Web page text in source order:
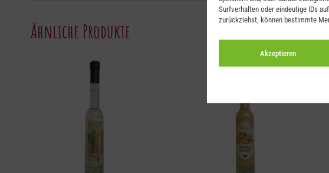
Surfverhalten oder eindeutige IDs
zurückziehst, können bestimmte
Akzeptieren
Ähnliche Produkte